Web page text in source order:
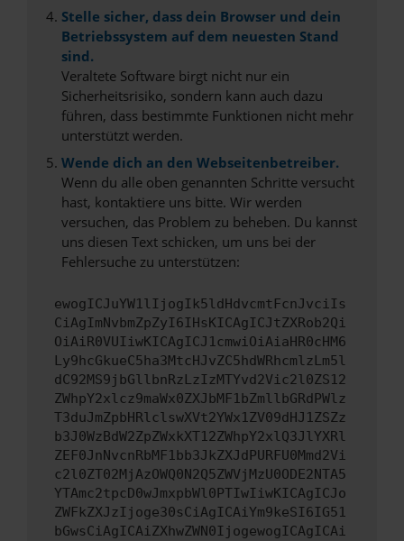
Stelle sicher, dass dein Browser und dein
Betriebssystem auf dem neuesten Stand
sind.
Veraltete Software birgt nicht nur ein
Sicherheitsrisiko, sondern kann auch dazu
führen, dass bestimmte Funktionen nicht mehr
unterstützt werden.
Wende dich an den Webseitenbetreiber.
Wenn du alle oben genannten Schritte versucht
hast, kontaktiere uns bitte. Wir werden
versuchen, das Problem zu beheben. Du kannst
uns diesen Text schicken, um uns bei der
Fehlersuche zu unterstützen:
ewogICJuYW1lIjogIk5ldHdvcmtFcnJvciIs
CiAgImNvbmZpZyI6IHsKICAgICJtZXRob2Qi
OiAiR0VUIiwKICAgICJ1cmwiOiAiaHR0cHM6
Ly9hcGkueC5ha3MtcHJvZC5hdWRhcmlzLm5l
dC92MS9jbGllbnRzLzIzMTYvd2Vic2l0ZS12
ZWhpY2xlcz9maWx0ZXJbMF1bZmllbGRdPWlz
T3duJmZpbHRlclswXVt2YWx1ZV09dHJ1ZSZz
b3J0WzBdW2ZpZWxkXT12ZWhpY2xlQ3JlYXRl
ZEF0JnNvcnRbMF1bb3JkZXJdPURFU0Mmd2Vi
c2l0ZT02MjAzOWQ0N2Q5ZWVjMzU0ODE2NTA5
YTAmc2tpcD0wJmxpbWl0PTIwIiwKICAgICJo
ZWFkZXJzIjoge30sCiAgICAiYm9keSI6IG51
bGwsCiAgICAiZXhwZWN0IjogewogICAgICAi